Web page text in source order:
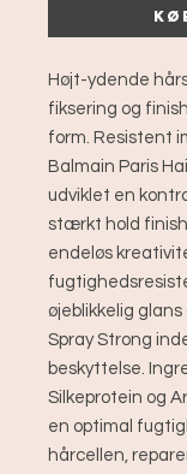
Højt-ydende
fiksering og
form. Resistent
Balmain Paris
udviklet en
stærkt hold finish
endeløs
øjeblikkelig glans
Spray Strong
beskyttelse.
Silkeprotein og
en optimal
hårcellen,